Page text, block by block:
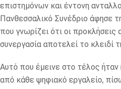
επιστημόνων και έντονη
Πανθεσσαλικό Συνέδριο άφησε
που γνωρίζει ότι οι προκλήσεις
συνεργασία αποτελεί το κλειδί
Αυτό που έμεινε στο τέλος
από κάθε ψηφιακό εργαλείο,